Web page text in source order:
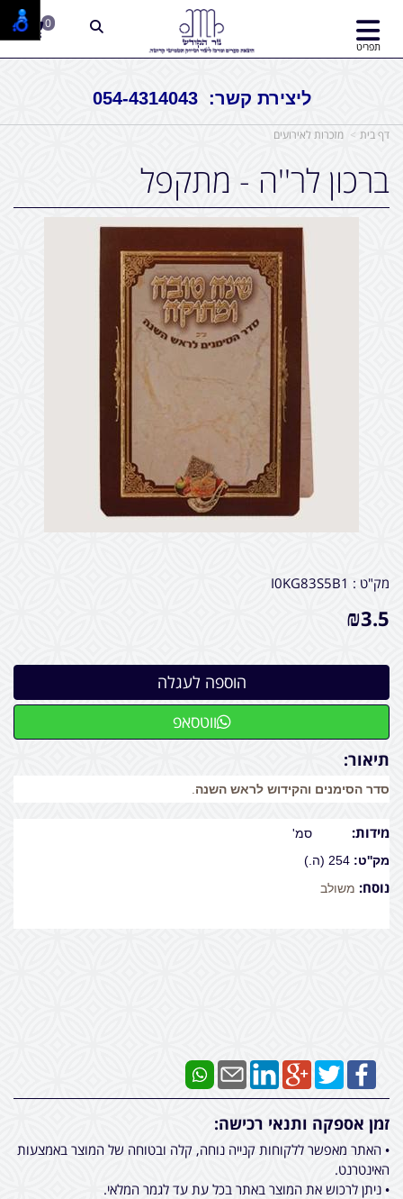
ליצירת קשר: 054-4314043
תפריט
0
דף בית מזכרות לאירועים
ברכון לר''ה - מתקפל
מק"ט : I0KG83S5B1
₪3.5
ווטסאפ
תיאור:
סדר הסימנים והקידוש לראש השנה
מידות:
מק''ט: 254 (ה.)
נוסח: משולב
זמן אספקה ותנאי רכישה:
• האתר מאפשר ללקוחות קנייה נוחה, קלה ובטוחה של המוצר באמצעות
האינטרנט.
• ניתן לרכוש את המוצר באתר בכל עת עד לגמר המלאי.